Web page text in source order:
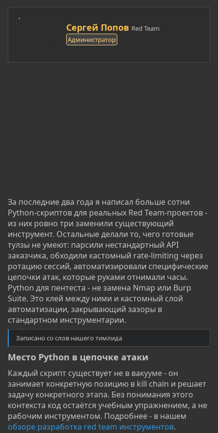
А
в
т
р
Сергей Попов Red Team
Администратор
За последние два года я написал больше сотни
Python-скриптов для реальных Red Team-проектов -
из них ровно три заменили существующий
инструмент. Остальные делали то, чего готовые
тулзы не умеют: парсили нестандартный API
заказчика, обходили кастомный rate-limiting через
ротацию сессий, автоматизировали специфические
цепочки атак, которые руками отнимали часы.
Python для пентеста - не замена Nmap или Burp
Suite. Это клей между ними и кастомный слой
автоматизации, закрывающий зазоры в
стандартном инструментарии.
Записано со слов нашего тимлида
Место Python в цепочке атаки​
Каждый скрипт существует не в вакууме - он
занимает конкретную позицию в kill chain и решает
задачу конкретного этапа. Без понимания этого
контекста код остаётся учебным упражнением, а не
рабочим инструментом. Подробнее - в нашем
обзоре разработка red team инструментов.